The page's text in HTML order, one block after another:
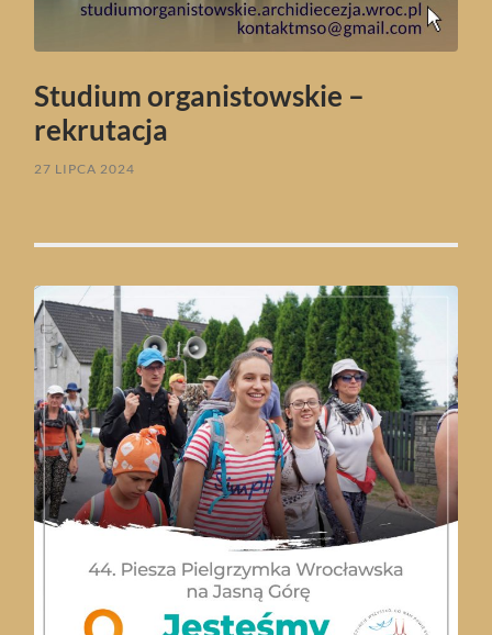
Studium organistowskie –
rekrutacja
27 LIPCA 2024